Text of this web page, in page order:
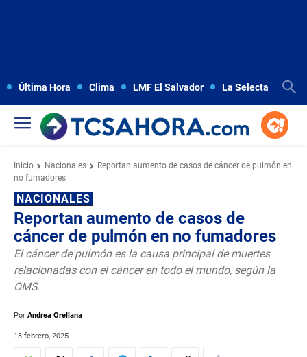
Última Hora Clima LMF El Salvador La Selecta
Inicio Nacionales
Reportan aumento de casos de cáncer de pulmón en
no fumadores
NACIONALES
Reportan aumento de casos de
cáncer de pulmón en no fumadores
El cáncer de pulmón es la causa principal de muertes
relacionadas con el cáncer en todo el mundo, según la
OMS.
Por Andrea Orellana
13 febrero, 2025